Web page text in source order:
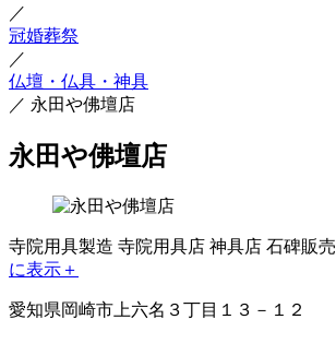
／
冠婚葬祭
／
仏壇・仏具・神具
／ 永田や佛壇店
永田や佛壇店
寺院用具製造 寺院用具店 神具店 石碑販売
に表示＋
愛知県岡崎市上六名３丁目１３－１２